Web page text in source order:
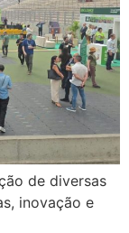
de diversas
inovação e